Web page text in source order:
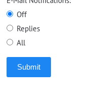
Off
Replies
All
Submit